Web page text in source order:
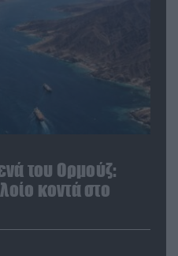
του Ορμούζ:
κοντά στο